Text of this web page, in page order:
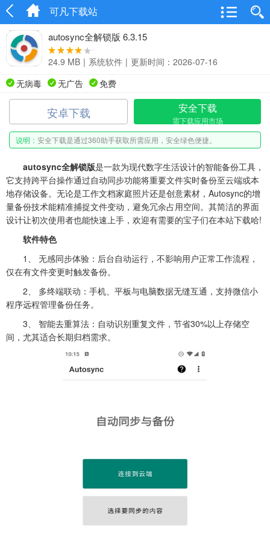
可凡下载站
autosync全解锁版 6.3.15
24.9 MB | 系统软件 | 更新时间：2026-07-16
无病毒
无广告 免费
安卓下载 安全下载
需下载应用市场
说明： 安全下载是通过360助手获取所需应用，安全绿色便捷。
autosync全解锁版是一款为现代数字生活设计的智能备份工具，
它支持跨平台操作通过自动同步功能将重要文件实时备份至云端或本
地存储设备。无论是工作文档家庭照片还是创意素材，Autosync的增
量备份技术能精准捕捉文件变动，避免冗余占用空间。其简洁的界面
设计让初次使用者也能快速上手，欢迎有需要的宝子们在本站下载哈!
软件特色
1、 无感同步体验：后台自动运行，不影响用户正常工作流程，
仅在有文件变更时触发备份。
2、 多终端联动：手机、平板与电脑数据无缝互通，支持微信小
程序远程管理备份任务。
3、 智能去重算法：自动识别重复文件，节省30%以上存储空
间，尤其适合长期归档需求。